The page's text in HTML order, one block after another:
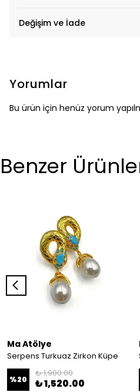
Değişim ve İade
Yorumlar
Bu ürün için henüz yorum
Benzer
Ma Atölye
Serpens Turkuaz Zirkon Küpe
%20
₺ 1,900.00
₺ 1,520.00